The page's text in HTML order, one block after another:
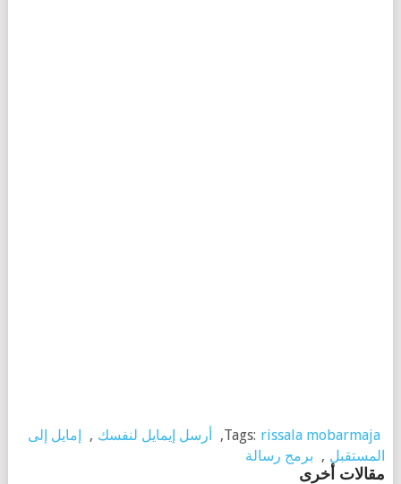
Tags: rissala mobarmaja
, أرسل إيمايل لنفسك , إمايل إلى
المستقبل , برمج رسالة
مقالات أخرى